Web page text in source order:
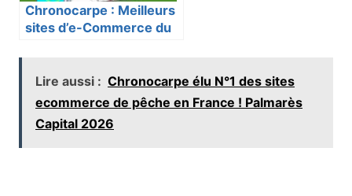
Chronocarpe : Meilleurs
sites d’e-Commerce du
Lire aussi : Chronocarpe élu N°1 des sites
ecommerce de pêche en France ! Palmarès
Capital 2026